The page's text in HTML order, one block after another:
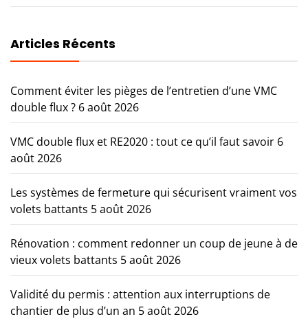
Articles Récents
Comment éviter les pièges de l’entretien d’une VMC
double flux ? 6 août 2026
VMC double flux et RE2020 : tout ce qu’il faut savoir 6
août 2026
Les systèmes de fermeture qui sécurisent vraiment vos
volets battants 5 août 2026
Rénovation : comment redonner un coup de jeune à de
vieux volets battants 5 août 2026
Validité du permis : attention aux interruptions de
chantier de plus d’un an 5 août 2026